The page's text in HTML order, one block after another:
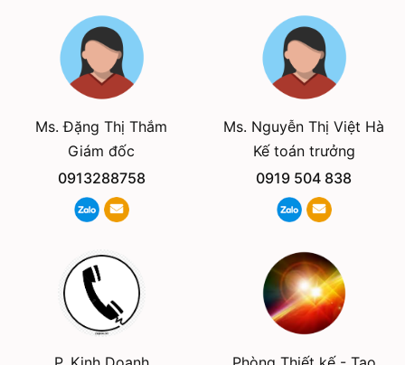
Ms. Đặng Thị Thắm
Giám đốc
0913288758
Ms. Nguyễn Thị Việt Hà
Kế toán trưởng
0919 504 838